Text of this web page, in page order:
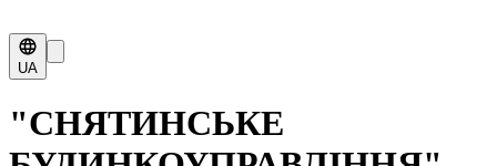
UA
"СНЯТИНСЬКЕ